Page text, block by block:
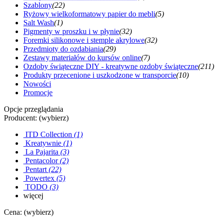
Szablony(22)
Ryżowy wielkoformatowy papier do mebli(5)
Salt Wash(1)
Pigmenty w proszku i w płynie(32)
Foremki silikonowe i stemple akrylowe(32)
Przedmioty do ozdabiania(29)
Zestawy materiałów do kursów online(7)
Ozdoby świąteczne DIY - kreatywne ozdoby świąteczne(211)
Produkty przecenione i uszkodzone w transporcie(10)
Nowości
Promocje
Opcje przeglądania
Producent: (wybierz)
ITD Collection (1)
Kreatywnie (1)
La Pajarita (3)
Pentacolor (2)
Pentart (22)
Powertex (5)
TODO (3)
więcej
Cena: (wybierz)